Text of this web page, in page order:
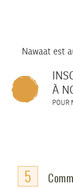
Nawaat est
À
POUR
5